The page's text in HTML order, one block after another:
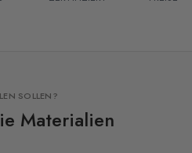
SOLLEN?
Materialien